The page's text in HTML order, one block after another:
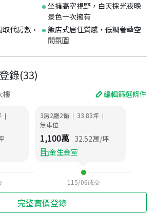
坐擁高空視野，白天採光夜晚
景色一次擁有
代房數，
飯店式居住質感，低調奢華空
間氛圍
錄(33)
樓 編輯篩選條件
| 3房2廳2衛 | 33.83坪 |
無車位
1,100萬 32.52萬/坪
金生金室
115/06成交
完整實價登錄